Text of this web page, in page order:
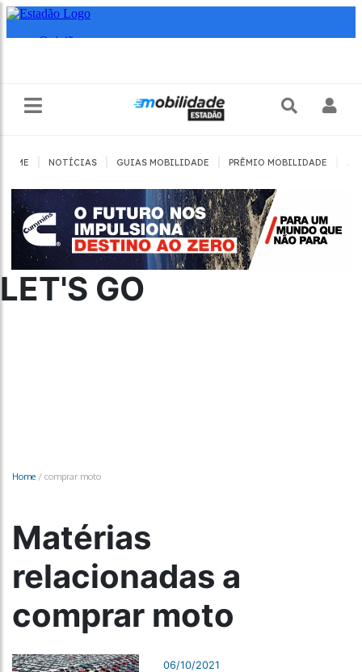
HOME NOTÍCIAS GUIAS MOBILIDADE PRÊMIO MOBILIDADE
LET'S GO
Home / comprar moto
Matérias
relacionadas a
comprar moto
06/10/2021